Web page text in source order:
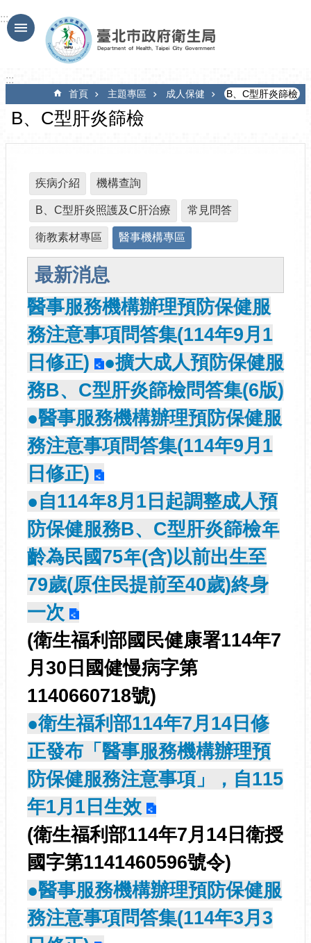
跳到主要內容區塊
:::
:::
首頁 主題專區 成人保健 B、C型肝炎篩檢
B、C型肝炎篩檢
疾病介紹 機構查詢
B、C型肝炎照護及C肝治療 常見問答
衛教素材專區 醫事機構專區
最新消息
醫事服務機構辦理預防保健服
務注意事項問答集(114年9月1
日修正)
●擴大成人預防保健服
務B、C型肝炎篩檢問答集(6版)
●醫事服務機構辦理預防保健服
務注意事項問答集(114年9月1
日修正)
●自114年8月1日起調整成人預
防保健服務B、C型肝炎篩檢年
齡為民國75年(含)以前出生至
79歲(原住民提前至40歲)終身
一次
(衛生福利部國民健康署114年7
月30日國健慢病字第
1140660718號)
●衛生福利部114年7月14日修
正發布「醫事服務機構辦理預
防保健服務注意事項」，自115
年1月1日生效
(衛生福利部114年7月14日衛授
國字第1141460596號令)
●醫事服務機構辦理預防保健服
務注意事項問答集(114年3月3